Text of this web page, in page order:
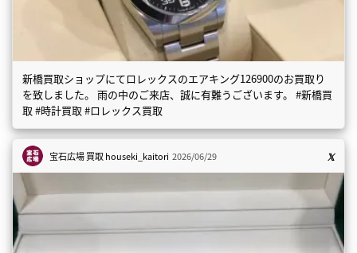
新橋買取ショップにてロレックスのエアキング126900のお買取り
を致しました。 雨の中のご来店、誠に有難うございます。 #新橋買
取 #時計買取 #ロレックス買取
宝石広場 買取houseki_kaitori 2026/06/29